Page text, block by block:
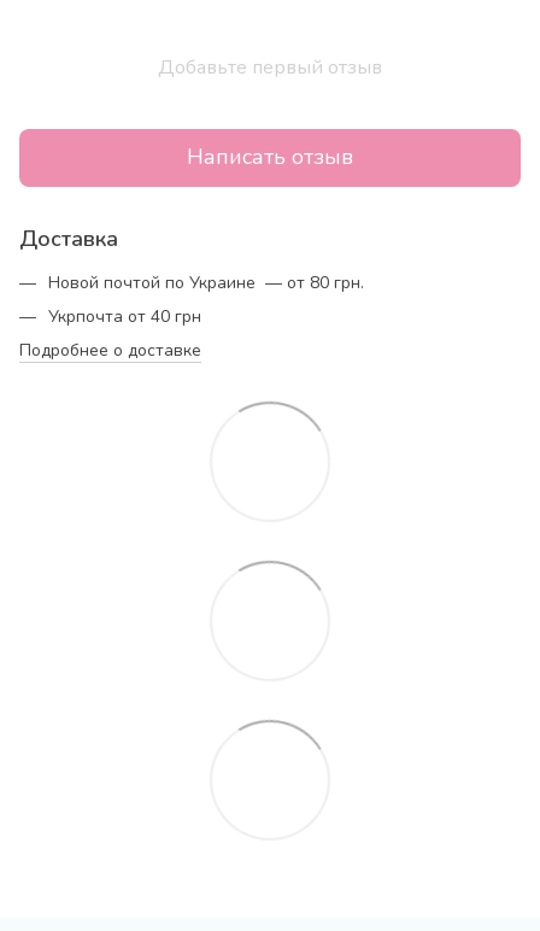
Добавьте первый отзыв
Написать отзыв
Доставка
Новой почтой по Украине — от 80 грн.
Укрпочта от 40 грн
Подробнее о доставке